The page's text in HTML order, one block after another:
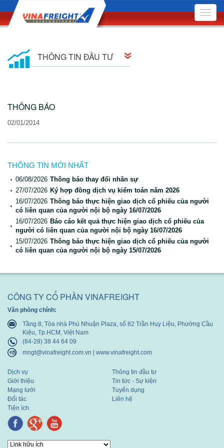
Toggle
THÔNG TIN ĐẦU TƯ
Báo cáo quản trị công ty
Bản cáo bạch
Báo cáo tài chính
Báo cáo thường niên
THÔNG BÁO
02/01/2014
THÔNG TIN MỚI NHẤT
06/08/2026 Thông báo thay đổi nhân sự
27/07/2026 Ký hợp đồng dịch vụ kiểm toán năm 2026
16/07/2026 Thông báo thực hiện giao dịch cổ phiếu của người
có liên quan của người nội bộ ngày 16/07/2026
16/07/2026 Báo cáo kết quả thực hiện giao dịch cổ phiếu của
người có liên quan của người nội bộ ngày 16/07/2026
15/07/2026 Thông báo thực hiện giao dịch cổ phiếu của người
có liên quan của người nội bộ ngày 15/07/2026
CÔNG TY CỔ PHẦN VINAFREIGHT
Văn phòng chính:
Tầng 8, Tòa nhà Phú Nhuận Plaza, số 82 Trần Huy Liệu, Phường Cầu
Kiệu, Tp.HCM, Việt Nam
(84-28) 38 44 64 09
mngt@vinafreight.com.vn | www.vinafreight.com
Dịch vụ
Giới thiệu
Mạng lưới
Đối tác
Tiện ích
Thông tin đầu tư
Tin tức - Sự kiện
Tuyển dụng
Liên hệ